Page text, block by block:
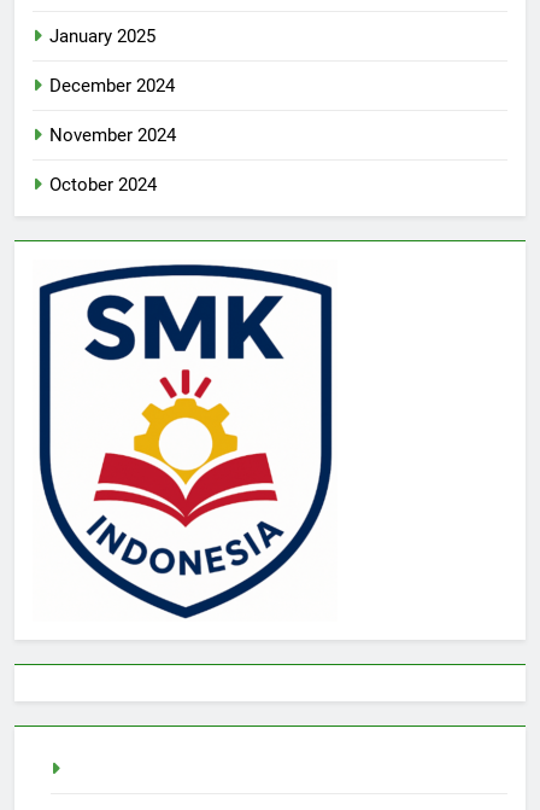
January 2025
December 2024
November 2024
October 2024